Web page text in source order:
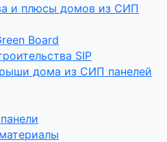
и плюсы домов из СИП
Board
SIP
дома из СИП панелей